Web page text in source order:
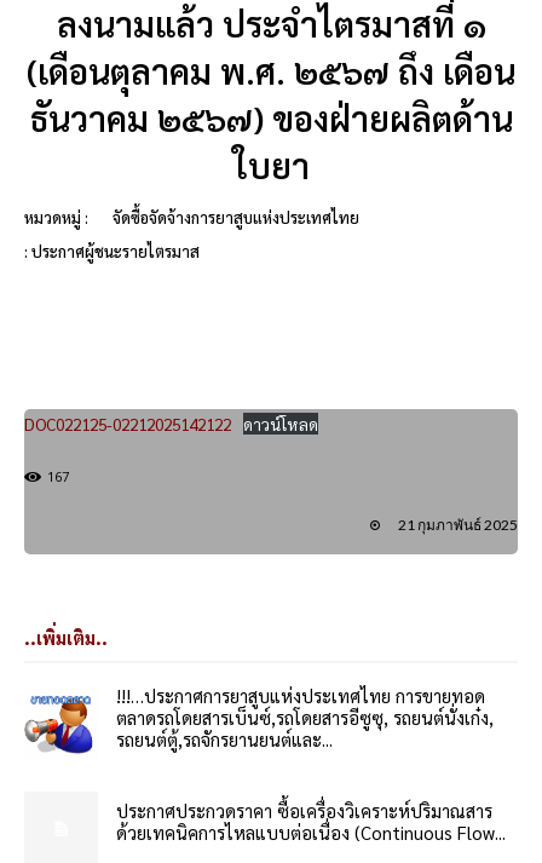
ลงนามแล้ว ประจำไตรมาสที่ ๑
(เดือนตุลาคม พ.ศ. ๒๕๖๗ ถึง เดือน
ธันวาคม ๒๕๖๗) ของฝ่ายผลิตด้าน
ใบยา
หมวดหมู่ :
จัดซื้อจัดจ้างการยาสูบแห่งประเทศไทย
: ประกาศผู้ชนะรายไตรมาส
DOC022125-02212025142122 ดาวน์โหลด
167
21 กุมภาพันธ์ 2025
..เพิ่มเติม..
!!!…ประกาศการยาสูบแห่งประเทศไทย การขายทอด
ตลาดรถโดยสารเบ็นซ์,รถโดยสารอีซูซุ, รถยนต์นั่งเก๋ง,
รถยนต์ตู้,รถจักรยานยนต์และ...
ประกาศประกวดราคา ซื้อเครื่องวิเคราะห์ปริมาณสาร
ด้วยเทคนิคการไหลแบบต่อเนื่อง (Continuous Flow...